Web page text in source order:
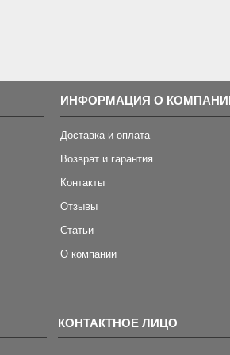
ИНФОРМАЦИЯ О
Доставка и оплата
Возврат и гарантия
Контакты
Отзывы
Статьи
О компании